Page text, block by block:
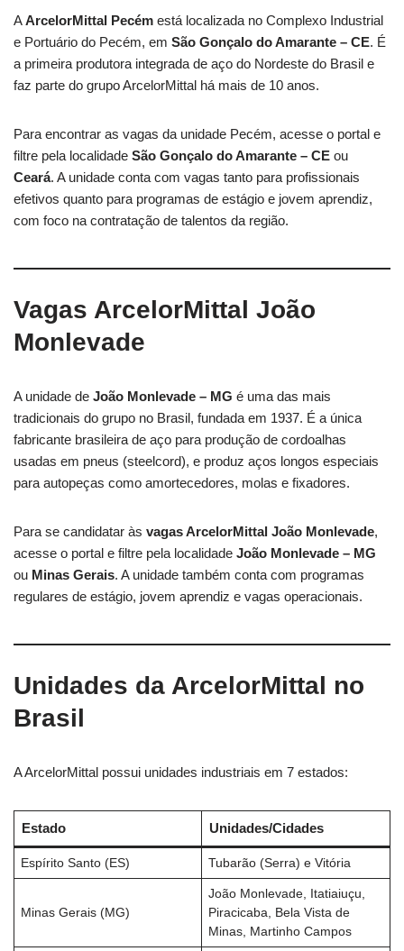
AArcelorMittal Pecém está localizada no Complexo Industrial
e Portuário do Pecém, em São Gonçalo do Amarante – CE. É
a primeira produtora integrada de aço do Nordeste do Brasil e
faz parte do grupo ArcelorMittal há mais de 10 anos.
Para encontrar as vagas da unidade Pecém, acesse o portal e
filtre pela localidade São Gonçalo do Amarante – CE ou
Ceará. A unidade conta com vagas tanto para profissionais
efetivos quanto para programas de estágio e jovem aprendiz,
com foco na contratação de talentos da região.
Vagas ArcelorMittal João
Monlevade
A unidade de João Monlevade – MG é uma das mais
tradicionais do grupo no Brasil, fundada em 1937. É a única
fabricante brasileira de aço para produção de cordoalhas
usadas em pneus (steelcord), e produz aços longos especiais
para autopeças como amortecedores, molas e fixadores.
Para se candidatar às vagas ArcelorMittal João Monlevade,
acesse o portal e filtre pela localidade João Monlevade – MG
ou Minas Gerais. A unidade também conta com programas
regulares de estágio, jovem aprendiz e vagas operacionais.
Unidades da ArcelorMittal no
Brasil
A ArcelorMittal possui unidades industriais em 7 estados:
Estado Unidades/Cidades
Espírito Santo (ES) Tubarão (Serra) e Vitória
Minas Gerais (MG)
João Monlevade, Itatiaiuçu,
Piracicaba, Bela Vista de
Minas, Martinho Campos